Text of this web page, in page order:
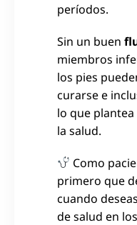
períodos.
Sin un buen
miembros
los pies
curarse e
lo que
la salud.
Como
primero que
cuando
de salud en